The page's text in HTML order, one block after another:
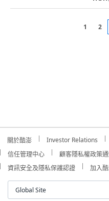
1 2
關於酷澎 Investor Relations
信任管理中心
顧客隱私權政策
資訊安全及隱私保護認證
加入
Global Site